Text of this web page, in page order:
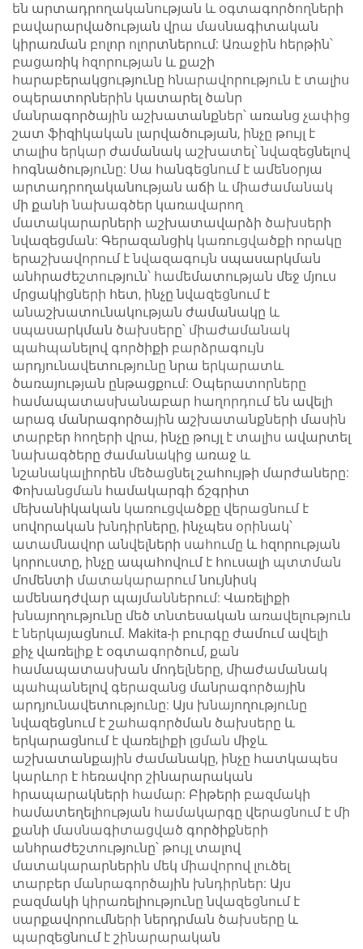
են արտադրողականության և օգտագործողների
բավարարվածության վրա մասնագիտական
կիրառման բոլոր ոլորտներում: Առաջին հերթին՝
բացառիկ հզորության և քաշի
հարաբերակցությունը հնարավորություն է տալիս
օպերատորներին կատարել ծանր
մանրագործային աշխատանքներ՝ առանց չափից
շատ ֆիզիկական լարվածության, ինչը թույլ է
տալիս երկար ժամանակ աշխատել՝ նվազեցնելով
հոգնածությունը: Սա հանգեցնում է ամենօրյա
արտադրողականության աճի և միաժամանակ
մի քանի նախագծեր կառավարող
մատակարարների աշխատավարձի ծախսերի
նվազեցման: Գերազանցիկ կառուցվածքի որակը
երաշխավորում է նվազագույն սպասարկման
անհրաժեշտություն՝ համեմատության մեջ մյուս
մրցակիցների հետ, ինչը նվազեցնում է
անաշխատունակության ժամանակը և
սպասարկման ծախսերը՝ միաժամանակ
պահպանելով գործիքի բարձրագույն
արդյունավետությունը նրա երկարատև
ծառայության ընթացքում: Օպերատորները
համապատասխանաբար հաղորդում են ավելի
արագ մանրագործային աշխատանքների մասին
տարբեր հողերի վրա, ինչը թույլ է տալիս ավարտել
նախագծերը ժամանակից առաջ և
նշանակալիորեն մեծացնել շահույթի մարժաները:
Փոխանցման համակարգի ճշգրիտ
մեխանիկական կառուցվածքը վերացնում է
սովորական խնդիրները, ինչպես օրինակ՝
ատամնավոր անվելների սահումը և հզորության
կորուստը, ինչը ապահովում է հուսալի պտտման
մոմենտի մատակարարում նույնիսկ
ամենադժվար պայմաններում: Վառելիքի
խնայողությունը մեծ տնտեսական առավելություն
է ներկայացնում. Makita-ի բուրգը ժամում ավելի
քիչ վառելիք է օգտագործում, քան
համապատասխան մոդելները, միաժամանակ
պահպանելով գերազանց մանրագործային
արդյունավետությունը: Այս խնայողությունը
նվազեցնում է շահագործման ծախսերը և
երկարացնում է վառելիքի լցման միջև
աշխատանքային ժամանակը, ինչը հատկապես
կարևոր է հեռավոր շինարարական
հրապարակների համար: Բիթերի բազմակի
համատեղելիության համակարգը վերացնում է մի
քանի մասնագիտացված գործիքների
անհրաժեշտությունը՝ թույլ տալով
մատակարարներին մեկ միավորով լուծել
տարբեր մանրագործային խնդիրներ: Այս
բազմակի կիրառելիությունը նվազեցնում է
սարքավորումների ներդրման ծախսերը և
պարզեցնում է շինարարական